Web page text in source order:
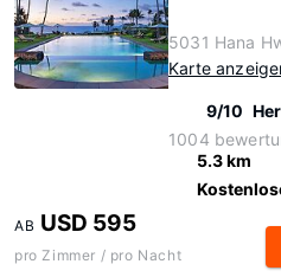
5031 Hana
Karte
9/10
1004
5.3 km
AB USD 595
pro Zimmer / pro Nacht